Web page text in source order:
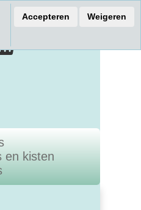
en kisten
Accepteren Weigeren